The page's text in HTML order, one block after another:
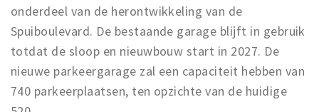
onderdeel van de herontwikkeling van de
Spuiboulevard. De bestaande garage blijft in gebruik
totdat de sloop en nieuwbouw start in 2027. De
nieuwe parkeergarage zal een capaciteit hebben van
740 parkeerplaatsen, ten opzichte van de huidige